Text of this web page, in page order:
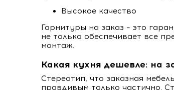
Высокое качество
Гарнитуры на заказ – это
не только обеспечивает все
монтаж.
Какая кухня дешевле: на
Стереотип, что заказная
правдивым только частично.